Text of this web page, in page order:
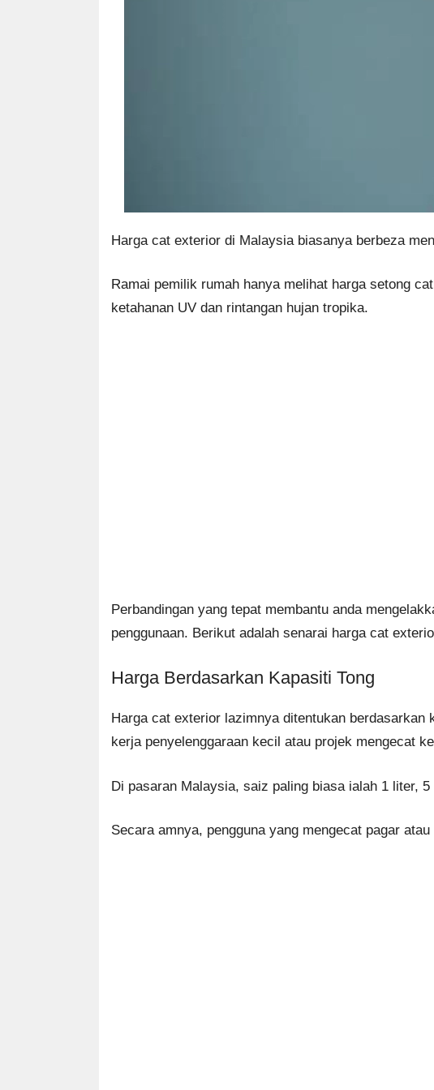
Harga cat exterior di Malaysia biasanya berbeza
Ramai pemilik rumah hanya melihat harga setong
ketahanan UV dan rintangan hujan tropika.
Perbandingan yang tepat membantu anda
penggunaan. Berikut adalah senarai harga cat
Harga Berdasarkan Kapasiti Tong
Harga cat exterior lazimnya ditentukan
kerja penyelenggaraan kecil atau projek mengecat
Di pasaran Malaysia, saiz paling biasa ialah 1 liter,
Secara amnya, pengguna yang mengecat pagar